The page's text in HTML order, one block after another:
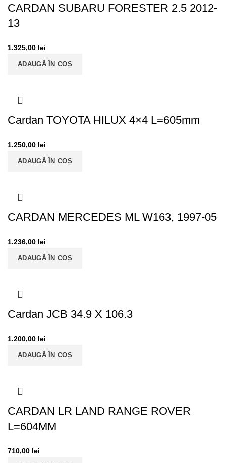
CARDAN SUBARU FORESTER 2.5 2012-
13
1.325,00 lei
ADAUGĂ ÎN COȘ
Cardan TOYOTA HILUX 4×4 L=605mm
1.250,00 lei
ADAUGĂ ÎN COȘ
CARDAN MERCEDES ML W163, 1997-05
1.236,00 lei
ADAUGĂ ÎN COȘ
Cardan JCB 34.9 X 106.3
1.200,00 lei
ADAUGĂ ÎN COȘ
CARDAN LR LAND RANGE ROVER
L=604MM
710,00 lei